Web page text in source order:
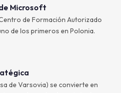
Microsoft
de Formación Autorizado
de los primeros en Polonia.
de Varsovia) se convierte en